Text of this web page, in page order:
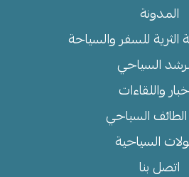
المدونة
الثرية للسفر والسياحة
السياحي
واللقاءات
السياحي
السياحية
اتصل بنا